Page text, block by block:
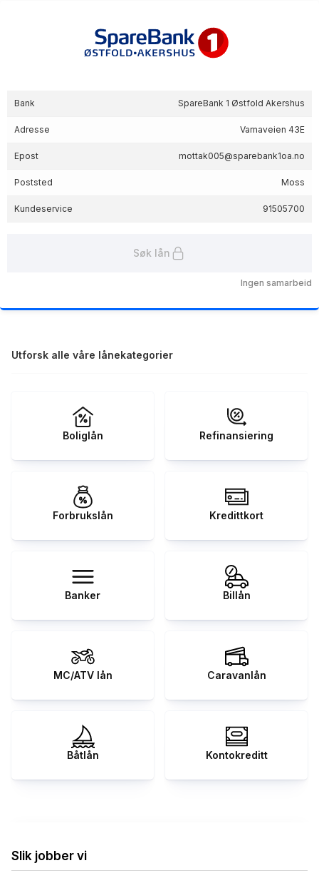
Bank SpareBank 1 Østfold Akershus
Adresse Varnaveien 43E
Epost mottak005@sparebank1oa.no
Poststed Moss
Kundeservice 91505700
Søk lån
Ingen samarbeid
Utforsk alle våre lånekategorier
Boliglån Refinansiering
Forbrukslån Kredittkort
Banker Billån
MC/ATV lån Caravanlån
Båtlån Kontokreditt
Slik jobber vi